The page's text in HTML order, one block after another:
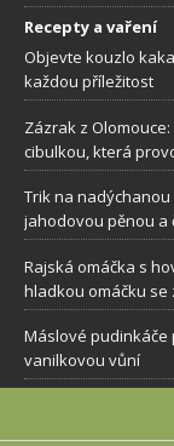
Recepty a vaření
Objevte kouzlo
každou příležitost
Zázrak z
cibulkou, která
Trik na
jahodovou pěnou a
Rajská omáčka s
hladkou omáčku se
Máslové pudinkáče
vanilkovou vůní